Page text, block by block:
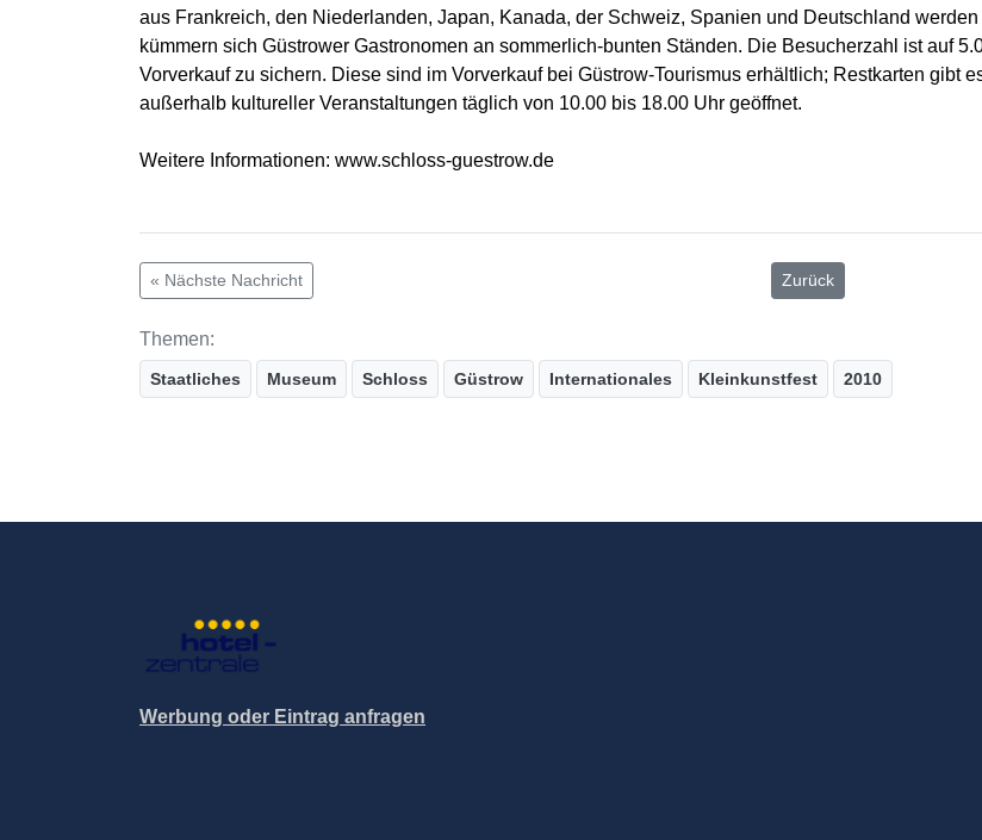
aus Frankreich, den Niederlanden, Japan, Kanada, der Schweiz, Spanien und Deutschland
kümmern sich Güstrower Gastronomen an sommerlich-bunten Ständen. Die Besucherzahl ist auf
Vorverkauf zu sichern. Diese sind im Vorverkauf bei Güstrow-Tourismus erhältlich; Restkarten gibt
außerhalb kultureller Veranstaltungen täglich von 10.00 bis 18.00 Uhr geöffnet.
Weitere Informationen: www.schloss-guestrow.de
« Nächste Nachricht Zurück
Themen:
Staatliches Museum Schloss Güstrow Internationales Kleinkunstfest 2010
Werbung oder Eintrag anfragen